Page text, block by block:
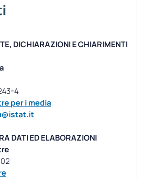
DICHIARAZIONI E CHIARIMENTI
per i media
DATI ED ELABORAZIONI